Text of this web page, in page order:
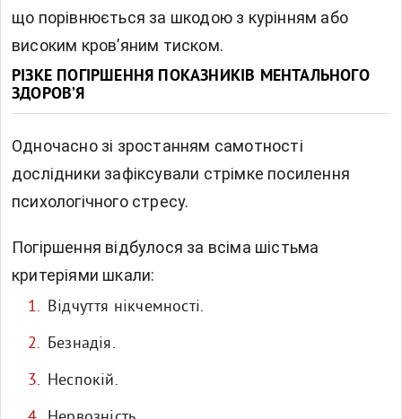
що порівнюється за шкодою з курінням або
високим кров’яним тиском.
РІЗКЕ ПОГІРШЕННЯ ПОКАЗНИКІВ МЕНТАЛЬНОГО
ЗДОРОВ’Я
Одночасно зі зростанням самотності
дослідники зафіксували стрімке посилення
психологічного стресу.
Погіршення відбулося за всіма шістьма
критеріями шкали:
Відчуття нікчемності.
Безнадія.
Неспокій.